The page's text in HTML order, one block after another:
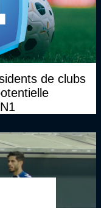
de clubs